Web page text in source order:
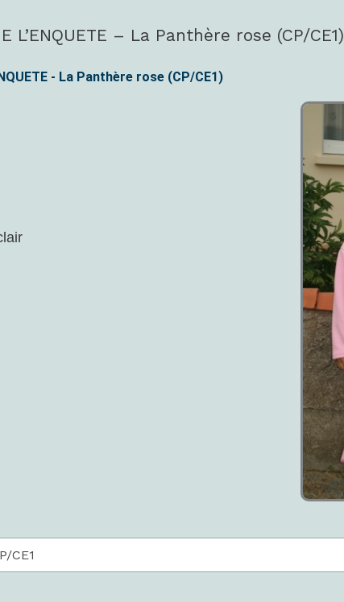
L’ENQUETE – La Panthère rose (CP/CE1)
- La Panthère rose (CP/CE1)